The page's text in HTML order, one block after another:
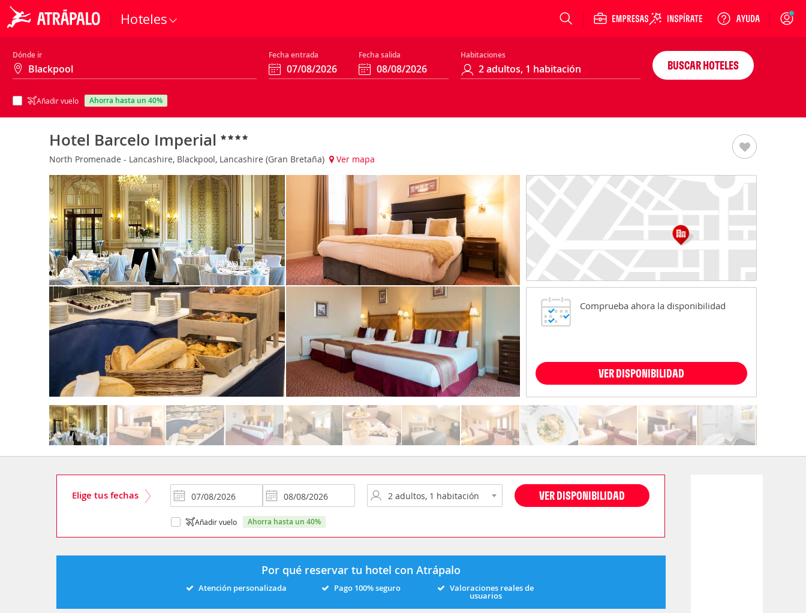
Hoteles Login
Dónde ir Fecha entrada Fecha salida Habitaciones
Añadir vuelo ahorra hasta un 40%
BUSCAR HOTELES
Hotel Barcelo Imperial
North Promenade - Lancashire, Blackpool, Lancashire (Gran Bretaña) Ver mapa
Comprueba ahora la disponibilidad
VER DISPONIBILIDAD
Elige tus fechas VER DISPONIBILIDAD
Añadir vuelo ahorra hasta un 40%
Por qué reservar tu hotel con Atrápalo
Atención personalizada Pago 100% seguro Valoraciones reales de
usuarios